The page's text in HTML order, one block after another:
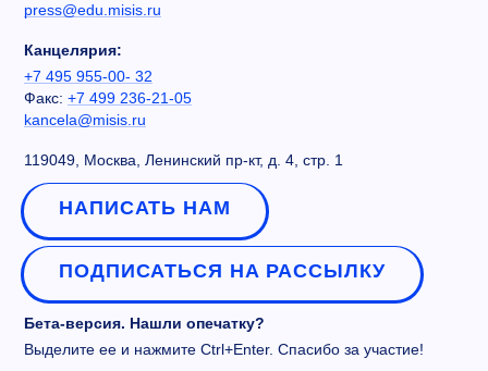
press@edu.misis.ru
Канцелярия:
+7 495 955-00- 32
Факс: +7 499 236-21-05
kancela@misis.ru
119049, Москва, Ленинский пр-кт, д. 4, стр. 1
НАПИСАТЬ НАМ
ПОДПИСАТЬСЯ НА РАССЫЛКУ
Бета-версия. Нашли опечатку?
Выделите ее и нажмите Ctrl+Enter. Спасибо за участие!